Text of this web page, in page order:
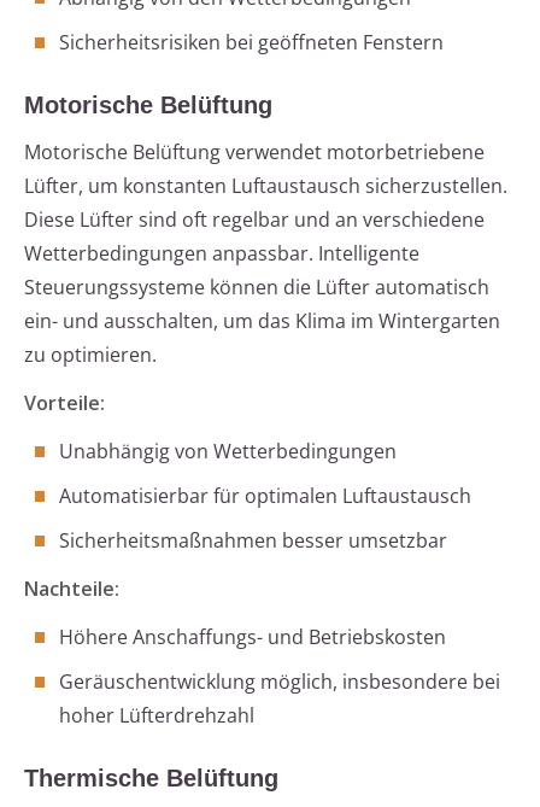
Sicherheitsrisiken bei geöffneten Fenstern
Motorische Belüftung
Motorische Belüftung verwendet motorbetriebene
Lüfter, um konstanten Luftaustausch sicherzustellen.
Diese Lüfter sind oft regelbar und an verschiedene
Wetterbedingungen anpassbar. Intelligente
Steuerungssysteme können die Lüfter automatisch
ein- und ausschalten, um das Klima im Wintergarten
zu optimieren.
Vorteile:
Unabhängig von Wetterbedingungen
Automatisierbar für optimalen Luftaustausch
Sicherheitsmaßnahmen besser umsetzbar
Nachteile:
Höhere Anschaffungs- und Betriebskosten
Geräuschentwicklung möglich, insbesondere bei
hoher Lüfterdrehzahl
Thermische Belüftung